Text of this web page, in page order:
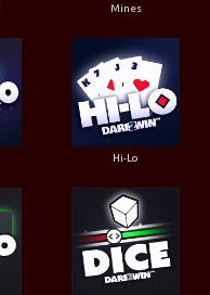
Mines
Hi-Lo